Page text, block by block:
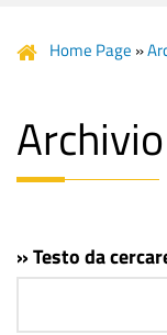
Home Page »
» Testo da